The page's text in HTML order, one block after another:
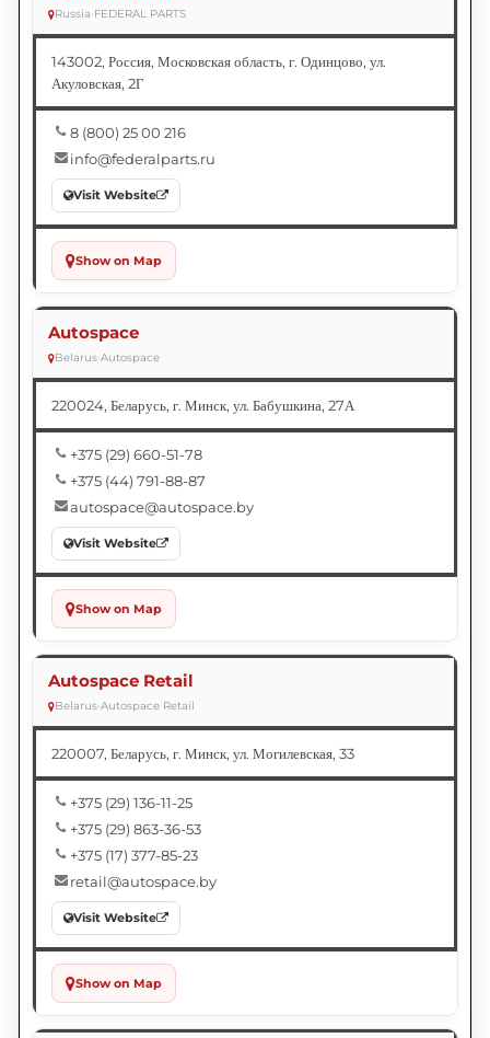
Russia•FEDERAL PARTS
143002, Россия, Московская область, г. Одинцово, ул.
Акуловская, 2Г
8 (800) 25 00 216
info@federalparts.ru
Visit Website
Show on Map
Autospace
Belarus•Autospace
220024, Беларусь, г. Минск, ул. Бабушкина, 27А
+375 (29) 660-51-78
+375 (44) 791-88-87
autospace@autospace.by
Visit Website
Show on Map
Autospace Retail
Belarus•Autospace Retail
220007, Беларусь, г. Минск, ул. Могилевская, 33
+375 (29) 136-11-25
+375 (29) 863-36-53
+375 (17) 377-85-23
retail@autospace.by
Visit Website
Show on Map